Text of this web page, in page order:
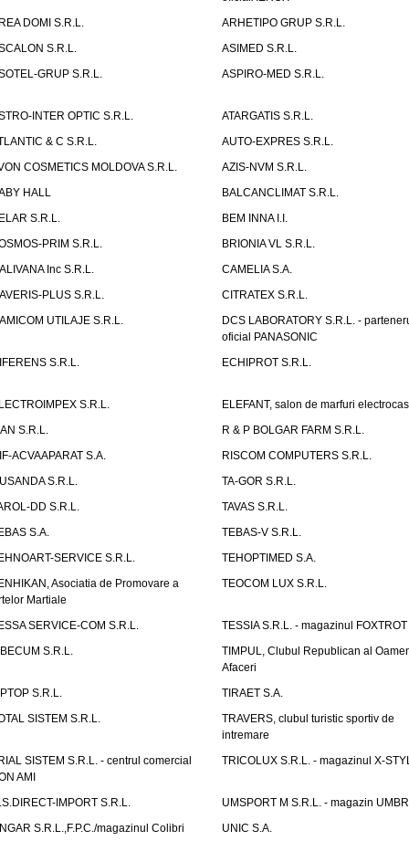
DOMI S.R.L.
ARHETIPO GRUP S.R.L.
S.R.L.
ASIMED S.R.L.
GRUP S.R.L.
ASPIRO-MED S.R.L.
INTER OPTIC S.R.L.
ATARGATIS S.R.L.
& C S.R.L.
AUTO-EXPRES S.R.L.
COSMETICS MOLDOVA S.R.L.
AZIS-NVM S.R.L.
HALL
BALCANCLIMAT S.R.L.
S.R.L.
BEM INNA I.I.
PRIM S.R.L.
BRIONIA VL S.R.L.
Inc S.R.L.
CAMELIA S.A.
PLUS S.R.L.
CITRATEX S.R.L.
UTILAJE S.R.L.
DCS LABORATORY S.R.L. -
oficial PANASONIC
S.R.L.
ECHIPROT S.R.L.
S.R.L.
ELEFANT, salon de marfuri
S.R.L.
R & P BOLGAR FARM S.R.L.
ACVAAPARAT S.A.
RISCOM COMPUTERS S.R.L.
S.R.L.
TA-GOR S.R.L.
DD S.R.L.
TAVAS S.R.L.
S.A.
TEBAS-V S.R.L.
SERVICE S.R.L.
TEHOPTIMED S.A.
Asociatia de Promovare a
Martiale
TEOCOM LUX S.R.L.
SERVICE-COM S.R.L.
TESSIA S.R.L. - magazinul FOXTROT
S.R.L.
TIMPUL, Clubul Republican al
Afaceri
S.R.L.
TIRAET S.A.
SISTEM S.R.L.
TRAVERS, clubul turistic sportiv de
intremare
SISTEM S.R.L. - centrul comercial
AMI
TRICOLUX S.R.L. - magazinul X-
IMPORT S.R.L.
UMSPORT M S.R.L. - magazin
S.R.L.,F.P.C./magazinul Colibri
UNIC S.A.